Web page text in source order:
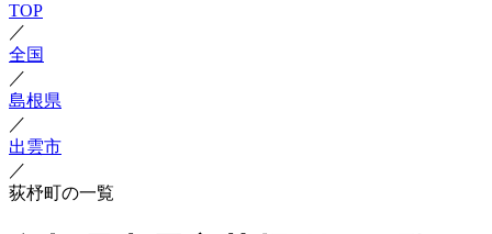
TOP
／
全国
／
島根県
／
出雲市
／
荻杼町の一覧